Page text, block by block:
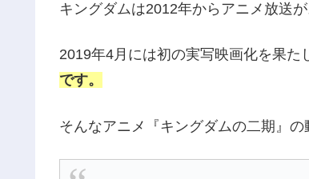
キングダムは2012年からアニメ放送
2019年4月には初の実写映画化を果た
です。
そんなアニメ『キングダムの二期』